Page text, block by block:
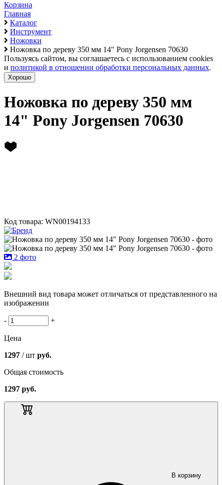
Корзина
Главная
Каталог
Инструмент
Ножовки
Ножовка по дереву 350 мм 14" Pony Jorgensen 70630
Пользуясь сайтом, вы соглашаетесь с использованием cookies
и политикой в отношении обработки персональных данных.
Хорошо
Ножовка по дереву 350 мм
14" Pony Jorgensen 70630
Код товара: WN00194133
2 фото
Внешний вид товара может отличаться от представленного на
изображении
- +
Цена
1297 / шт руб.
Общая стоимость
1297 руб.
В корзину